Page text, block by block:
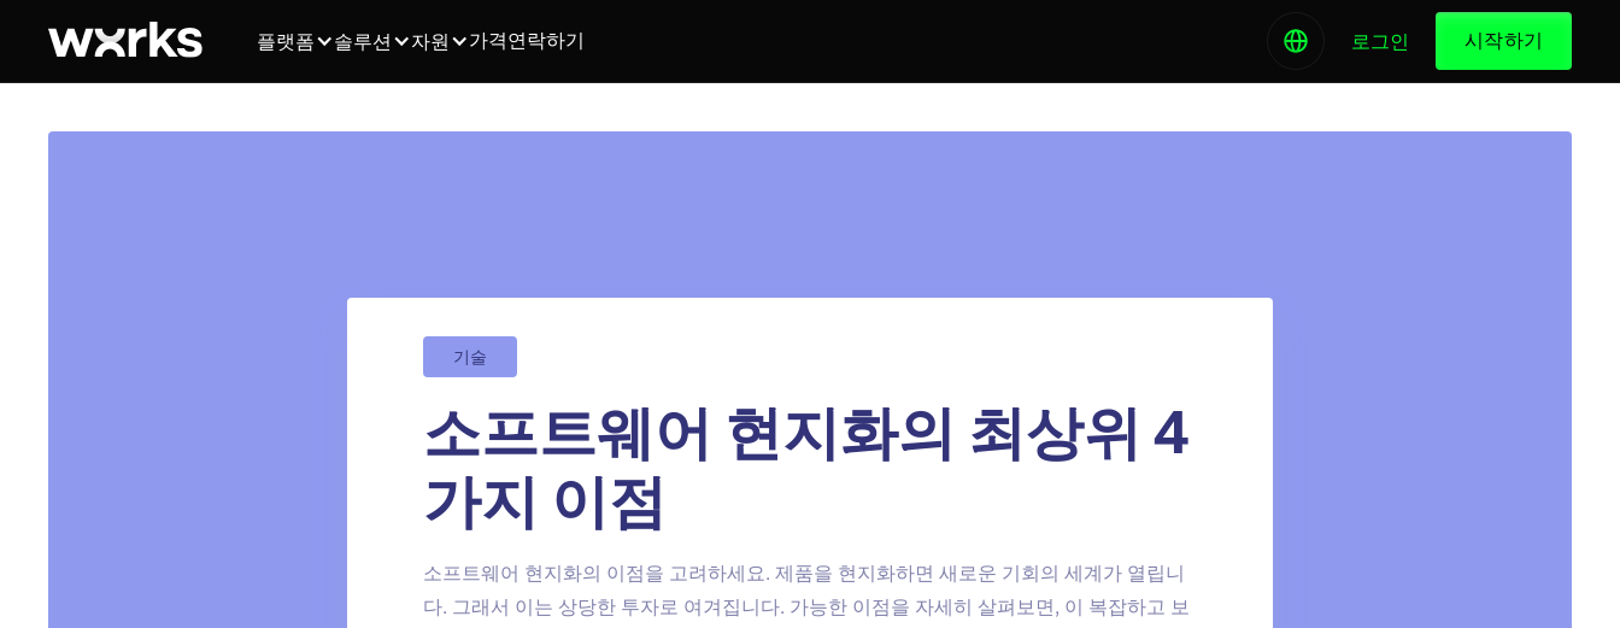
플랫폼 솔루션 자원 가격연락하기 로그인 시작하기
기술
소프트웨어 현지화의 최상위 4
가지 이점
소프트웨어 현지화의 이점을 고려하세요. 제품을 현지화하면 새로운 기회의 세계가 열립니
다. 그래서 이는 상당한 투자로 여겨집니다. 가능한 이점을 자세히 살펴보면, 이 복잡하고 보